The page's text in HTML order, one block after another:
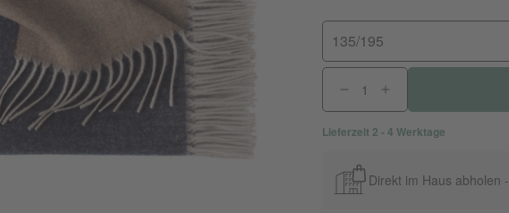
135/195
Lieferzeit 2 - 4 Werktage
Direkt im Haus abholen -